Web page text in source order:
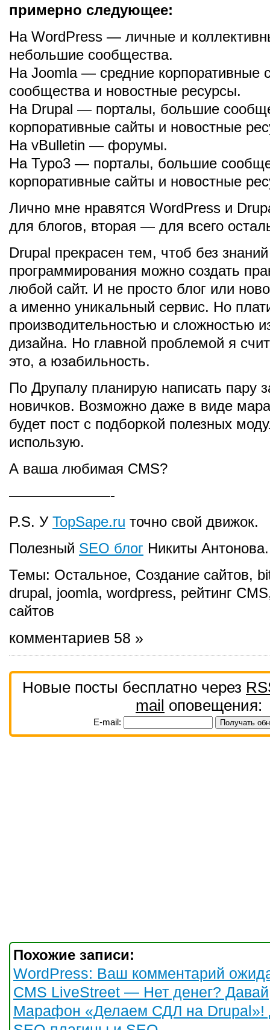
примерно следующее:
На WordPress — личные и
небольшие сообщества.
На Joomla — средние корпоративные
сообщества и новостные ресурсы.
На Drupal — порталы, большие
корпоративные сайты и новостные
На vBulletin — форумы.
На Typo3 — порталы, большие
корпоративные сайты и новостные
Лично мне нравятся WordPress и
для блогов, вторая — для всего
Drupal прекрасен тем, чтоб без
программирования можно создать
любой сайт. И не просто блог или
а именно уникальный сервис. Но
производительностью и сложностью
дизайна. Но главной проблемой я
это, а юзабильность.
По Друпалу планирую написать пару
новичков. Возможно даже в виде
будет пост с подборкой полезных
использую.
А ваша любимая CMS?
———————-
P.S. У TopSape.ru точно свой движок.
Полезный SEO блог Никиты Антонова.
Темы: Остальное, Создание сайтов,
drupal, joomla, wordpress, рейтинг CMS
сайтов
комментариев 58 »
Новые посты бесплатно через
mail оповещения:
E-mail:
Похожие записи:
WordPress: Ваш комментарий
CMS LiveStreet — Нет денег?
Марафон «Делаем СДЛ на Drupal»!